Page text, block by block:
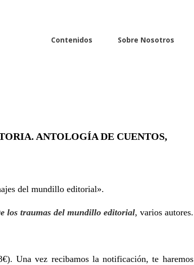
Contenidos Sobre Nosotros
ANTOLOGÍA DE CUENTOS,
del mundillo editorial».
los traumas del mundillo editorial, varios autores.
Una vez recibamos la notificación, te haremos